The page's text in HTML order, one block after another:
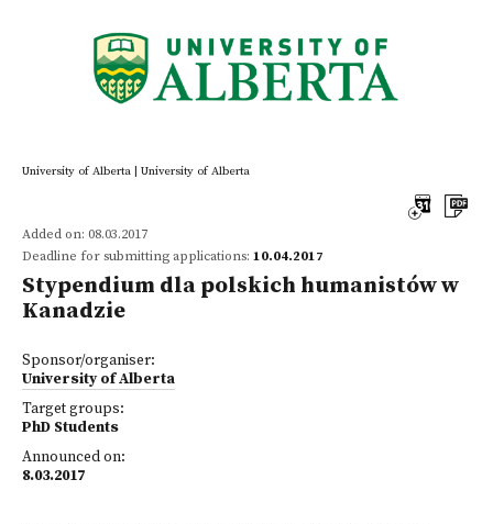
University of Alberta | University of Alberta
Added on: 08.03.2017
Deadline for submitting applications: 10.04.2017
Stypendium dla polskich humanistów w
Kanadzie
Sponsor/organiser:
University of Alberta
Target groups:
PhD Students
Announced on:
8.03.2017